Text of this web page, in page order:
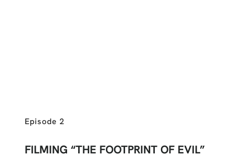
Episode 2
FILMING “THE FOOTPRINT OF EVIL”